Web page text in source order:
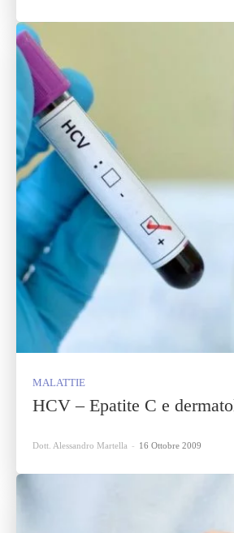
MALATTIE
HCV – Epatite C e
Dott. Alessandro Martella - 16 Ottobre 2009